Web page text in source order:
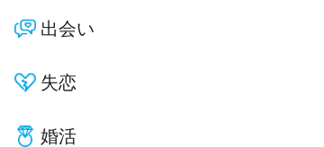
出会い
失恋
婚活